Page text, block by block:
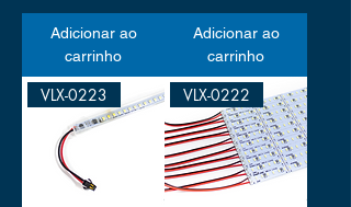
Adicionar ao
carrinho
Adicionar ao
carrinho
VLX-0223 VLX-0222